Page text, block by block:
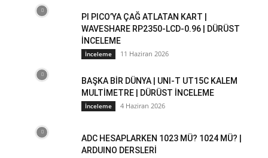
PI PICO’YA ÇAĞ ATLATAN KART |
WAVESHARE RP2350-LCD-0.96 | DÜRÜST
İNCELEME
İnceleme 11 Haziran 2026
BAŞKA BİR DÜNYA | UNI-T UT15C KALEM
MULTİMETRE | DÜRÜST İNCELEME
İnceleme 4 Haziran 2026
ADC HESAPLARKEN 1023 MÜ? 1024 MÜ? |
ARDUINO DERSLERİ